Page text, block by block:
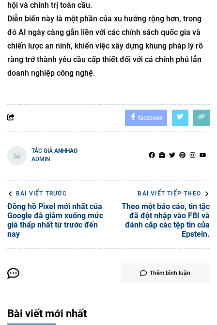
hội và chính trị toàn cầu.
Diễn biến này là một phần của xu hướng rộng hơn, trong
đó AI ngày càng gắn liền với các chính sách quốc gia và
chiến lược an ninh, khiến việc xây dựng khung pháp lý rõ
ràng trở thành yêu cầu cấp thiết đối với cả chính phủ lẫn
doanh nghiệp công nghệ.
facebook
TÁC GIẢ ANHHAO
ADMIN
BÀI VIẾT TRƯỚC
Đồng hồ Pixel mới nhất của
Google đã giảm xuống mức
giá thấp nhất từ trước đến
nay
BÀI VIẾT TIẾP THEO
Theo một báo cáo, tin tặc
đã đột nhập vào FBI và
đánh cắp các tệp tin của
Epstein.
Thêm bình luận
Bài viết mới nhất